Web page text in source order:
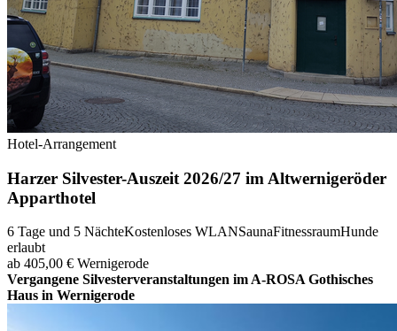
Hotel-Arrangement
Harzer Silvester-Auszeit 2026/27 im Altwernigeröder
Apparthotel
6 Tage und 5 NächteKostenloses WLANSaunaFitnessraumHunde
erlaubt
ab 405,00 € Wernigerode
Vergangene Silvesterveranstaltungen im A-ROSA Gothisches
Haus in Wernigerode